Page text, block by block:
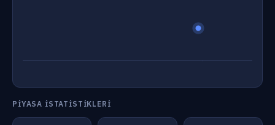
PIYASA İSTATISTIKLERI